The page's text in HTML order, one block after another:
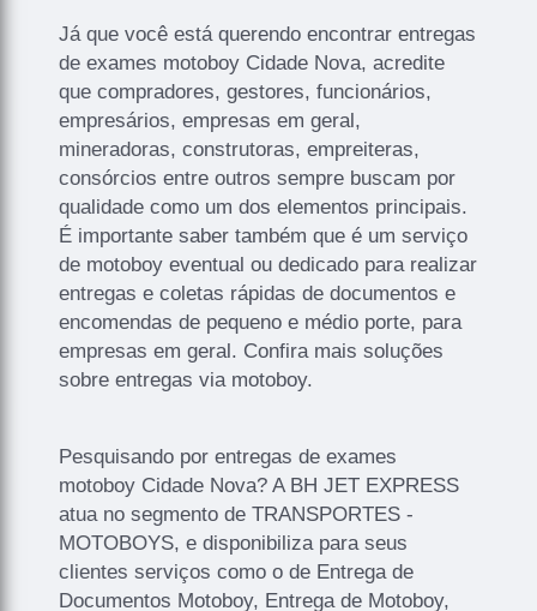
Já que você está querendo encontrar entregas
de exames motoboy Cidade Nova, acredite
que compradores, gestores, funcionários,
empresários, empresas em geral,
mineradoras, construtoras, empreiteras,
consórcios entre outros sempre buscam por
qualidade como um dos elementos principais.
É importante saber também que é um serviço
de motoboy eventual ou dedicado para realizar
entregas e coletas rápidas de documentos e
encomendas de pequeno e médio porte, para
empresas em geral. Confira mais soluções
sobre entregas via motoboy.
Pesquisando por entregas de exames
motoboy Cidade Nova? A BH JET EXPRESS
atua no segmento de TRANSPORTES -
MOTOBOYS, e disponibiliza para seus
clientes serviços como o de Entrega de
Documentos Motoboy, Entrega de Motoboy,